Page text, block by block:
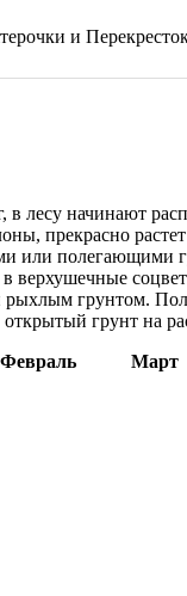
и
в лесу начинают
прекрасно
или полегающими
верхушечные
грунтом.
грунт на
Февраль Март